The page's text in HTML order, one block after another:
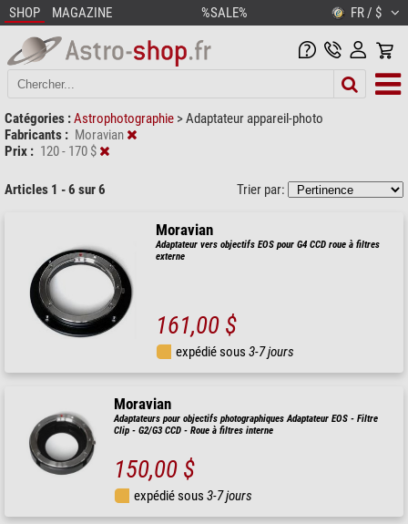
SHOP MAGAZINE %SALE% FR / $
Catégories :Astrophotographie >Adaptateur appareil-photo
Fabricants : Moravian
Prix : 120 - 170 $
Articles 1 - 6 sur 6 Trier par:
Moravian
Adaptateur vers objectifs EOS pour G4 CCD roue à filtres
externe
161,00 $
expédié sous 3-7 jours
Moravian
Adaptateurs pour objectifs photographiques Adaptateur EOS - Filtre
Clip - G2/G3 CCD - Roue à filtres interne
150,00 $
expédié sous3-7 jours